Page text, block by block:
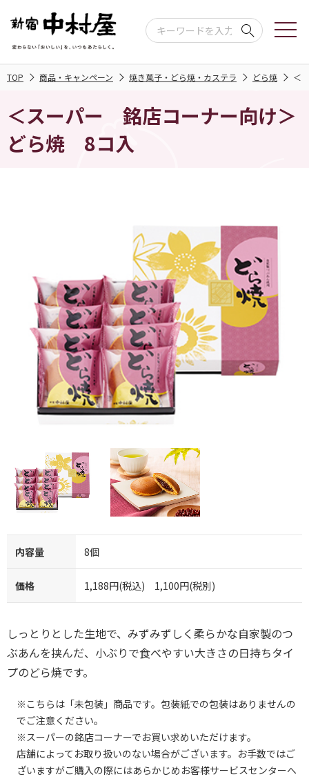
TOP 商品・キャンペーン 焼き菓子・どら焼・カステラ どら焼 ＜
＜スーパー 銘店コーナー向け＞
どら焼 8コ入
内容量 8個
価格 1,188円(税込) 1,100円(税別)
しっとりとした生地で、みずみずしく柔らかな自家製のつ
ぶあんを挟んだ、小ぶりで食べやすい大きさの日持ちタイ
プのどら焼です。
※こちらは「未包装」商品です。包装紙での包装はありませんの
でご注意ください。
※スーパーの銘店コーナーでお買い求めいただけます。
店舗によってお取り扱いのない場合がございます。お手数ではご
ざいますがご購入の際にはあらかじめお客様サービスセンターへ